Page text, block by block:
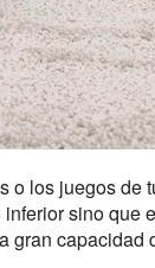
o los juegos de
sino que
gran capacidad